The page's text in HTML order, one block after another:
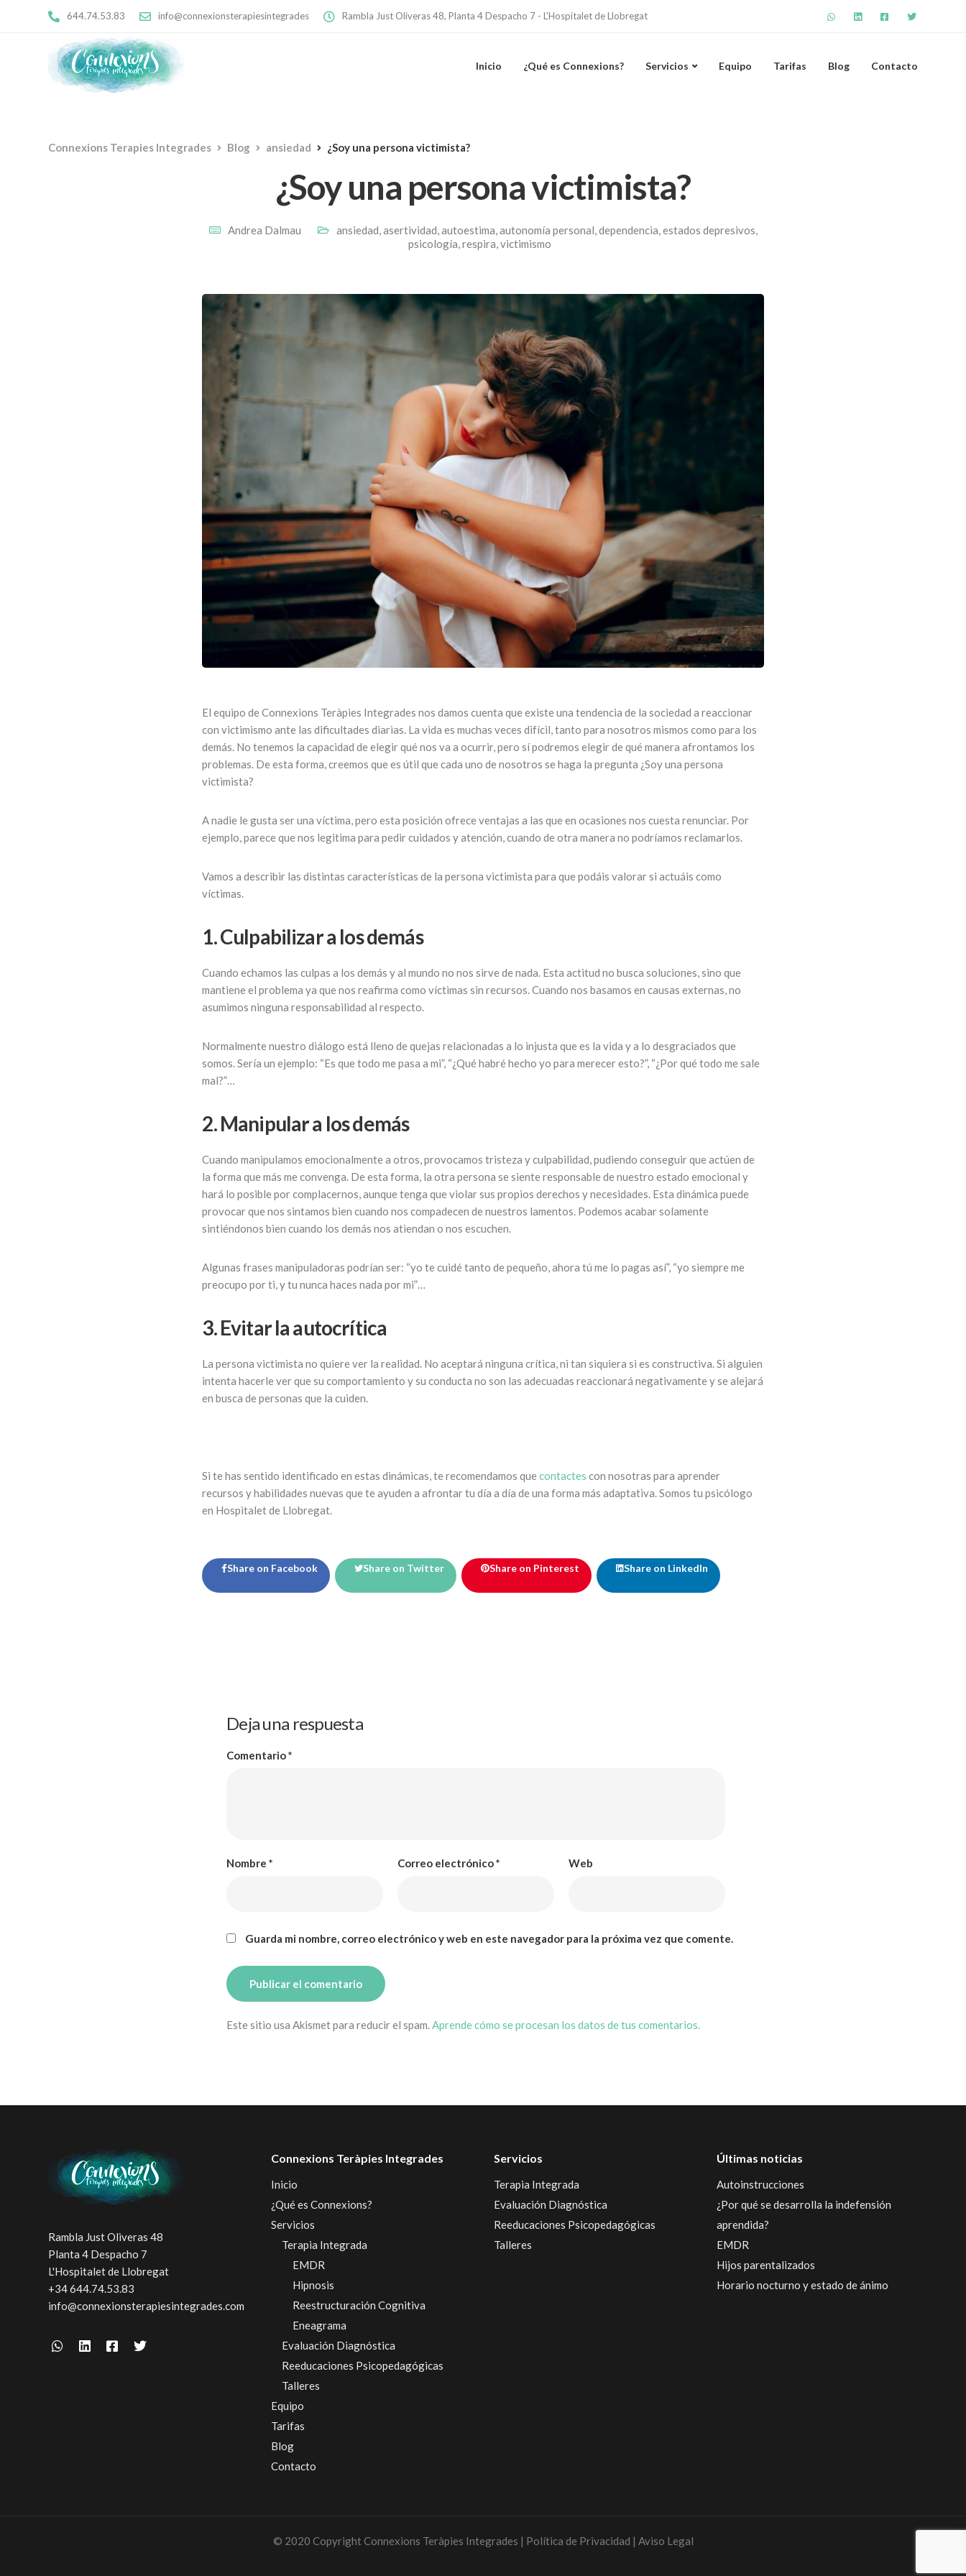
644.74.53.83 info@connexionsterapiesintegrades Rambla Just Oliveras 48, Planta 4 Despacho 7 - L'Hospitalet de Llobregat
Inicio ¿Qué es Connexions? Servicios Equipo Tarifas Blog Contacto
Connexions Terapies Integrades Blog ansiedad ¿Soy una persona victimista?
¿Soy una persona victimista?
Andrea Dalmau ansiedad,asertividad,autoestima,autonomía personal,dependencia,estados depresivos,
psicología,respira,victimismo
El equipo de Connexions Teràpies Integrades nos damos cuenta que existe una tendencia de la sociedad a reaccionar
con victimismo ante las dificultades diarias. La vida es muchas veces difícil, tanto para nosotros mismos como para los
demás. No tenemos la capacidad de elegir qué nos va a ocurrir, pero sí podremos elegir de qué manera afrontamos los
problemas. De esta forma, creemos que es útil que cada uno de nosotros se haga la pregunta ¿Soy una persona
victimista?
A nadie le gusta ser una víctima, pero esta posición ofrece ventajas a las que en ocasiones nos cuesta renunciar. Por
ejemplo, parece que nos legitima para pedir cuidados y atención, cuando de otra manera no podríamos reclamarlos.
Vamos a describir las distintas características de la persona victimista para que podáis valorar si actuáis como
víctimas.
1. Culpabilizar a los demás
Cuando echamos las culpas a los demás y al mundo no nos sirve de nada. Esta actitud no busca soluciones, sino que
mantiene el problema ya que nos reafirma como víctimas sin recursos. Cuando nos basamos en causas externas, no
asumimos ninguna responsabilidad al respecto.
Normalmente nuestro diálogo está lleno de quejas relacionadas a lo injusta que es la vida y a lo desgraciados que
somos. Sería un ejemplo: “Es que todo me pasa a mi”, “¿Qué habré hecho yo para merecer esto?”, “¿Por qué todo me sale
mal?”…
2. Manipular a los demás
Cuando manipulamos emocionalmente a otros, provocamos tristeza y culpabilidad, pudiendo conseguir que actúen de
la forma que más me convenga. De esta forma, la otra persona se siente responsable de nuestro estado emocional y
hará lo posible por complacernos, aunque tenga que violar sus propios derechos y necesidades. Esta dinámica puede
provocar que nos sintamos bien cuando nos compadecen de nuestros lamentos. Podemos acabar solamente
sintiéndonos bien cuando los demás nos atiendan o nos escuchen.
Algunas frases manipuladoras podrían ser: “yo te cuidé tanto de pequeño, ahora tú me lo pagas así”, “yo siempre me
preocupo por ti, y tu nunca haces nada por mi”…
3. Evitar la autocrítica
La persona victimista no quiere ver la realidad. No aceptará ninguna crítica, ni tan siquiera si es constructiva. Si alguien
intenta hacerle ver que su comportamiento y su conducta no son las adecuadas reaccionará negativamente y se alejará
en busca de personas que la cuiden.
Si te has sentido identificado en estas dinámicas, te recomendamos quecontactes con nosotras para aprender
recursos y habilidades nuevas que te ayuden a afrontar tu día a día de una forma más adaptativa. Somos tu psicólogo
en Hospitalet de Llobregat.
Share on Facebook Share on Twitter Share on Pinterest Share on LinkedIn
Deja una respuesta
Comentario*
Nombre * Correo electrónico* Web
Guarda mi nombre, correo electrónico y web en este navegador para la próxima vez que comente.
Este sitio usa Akismet para reducir el spam.Aprende cómo se procesan los datos de tus comentarios.
Rambla Just Oliveras 48
Planta 4 Despacho 7
L'Hospitalet de Llobregat
+34 644.74.53.83
info@connexionsterapiesintegrades.com
Connexions Teràpies Integrades
Inicio
¿Qué es Connexions?
Servicios
Terapia Integrada
EMDR
Hipnosis
Reestructuración Cognitiva
Eneagrama
Evaluación Diagnóstica
Reeducaciones Psicopedagógicas
Talleres
Equipo
Tarifas
Blog
Contacto
Servicios
Terapia Integrada
Evaluación Diagnóstica
Reeducaciones Psicopedagógicas
Talleres
Últimas noticias
Autoinstrucciones
¿Por qué se desarrolla la indefensión
aprendida?
EMDR
Hijos parentalizados
Horario nocturno y estado de ánimo
© 2020 Copyright Connexions Teràpies Integrades | Política de Privacidad | Aviso Legal